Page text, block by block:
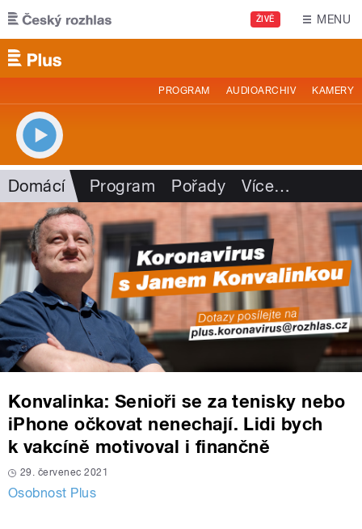
Přejít k hlavnímu obsahu
ŽIVĚ MENU
PROGRAM AUDIOARCHIV KAMERY
Domácí Program Pořady Více…
Konvalinka: Senioři se za tenisky nebo
iPhone očkovat nenechají. Lidi bych
k vakcíně motivoval i finančně
29. červenec 2021
Osobnost Plus